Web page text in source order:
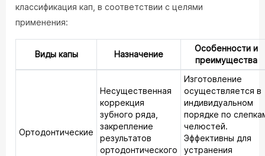
классификация кап, в соответствии с целями
применения:
Виды капы Назначение
Особенности и
преимущества
Ортодонтические
Несущественная
коррекция
зубного ряда,
закрепление
результатов
ортодонтического
Изготовление
осуществляется в
индивидуальном
порядке по
челюстей.
Эффективны для
устранения